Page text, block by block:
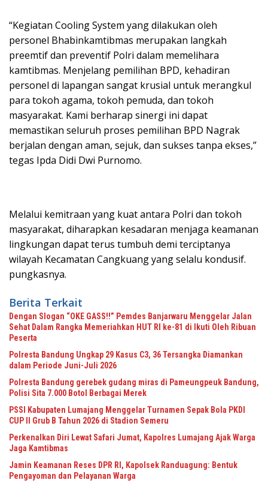
“Kegiatan Cooling System yang dilakukan oleh
personel Bhabinkamtibmas merupakan langkah
preemtif dan preventif Polri dalam memelihara
kamtibmas. Menjelang pemilihan BPD, kehadiran
personel di lapangan sangat krusial untuk merangkul
para tokoh agama, tokoh pemuda, dan tokoh
masyarakat. Kami berharap sinergi ini dapat
memastikan seluruh proses pemilihan BPD Nagrak
berjalan dengan aman, sejuk, dan sukses tanpa ekses,”
tegas Ipda Didi Dwi Purnomo.
Melalui kemitraan yang kuat antara Polri dan tokoh
masyarakat, diharapkan kesadaran menjaga keamanan
lingkungan dapat terus tumbuh demi terciptanya
wilayah Kecamatan Cangkuang yang selalu kondusif.
pungkasnya.
Berita Terkait
Dengan Slogan “OKE GASS!!” Pemdes Banjarwaru Menggelar Jalan
Sehat Dalam Rangka Memeriahkan HUT RI ke-81 di Ikuti Oleh Ribuan
Peserta
Polresta Bandung Ungkap 29 Kasus C3, 36 Tersangka Diamankan
dalam Periode Juni-Juli 2026
Polresta Bandung gerebek gudang miras di Pameungpeuk Bandung,
Polisi Sita 7.000 Botol Berbagai Merek
PSSI Kabupaten Lumajang Menggelar Turnamen Sepak Bola PKDI
CUP II Grub B Tahun 2026 di Stadion Semeru
Perkenalkan Diri Lewat Safari Jumat, Kapolres Lumajang Ajak Warga
Jaga Kamtibmas
Jamin Keamanan Reses DPR RI, Kapolsek Randuagung: Bentuk
Pengayoman dan Pelayanan Warga